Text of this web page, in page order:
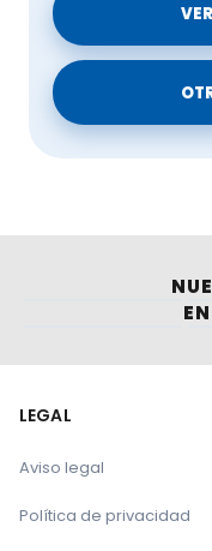
LEGAL
Aviso legal
Política de privacidad